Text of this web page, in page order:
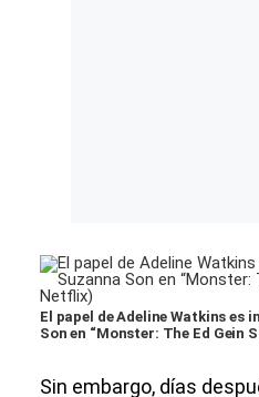
El papel de Adeline Watkins es
Son en “Monster: The Ed Gein
Sin embargo, días